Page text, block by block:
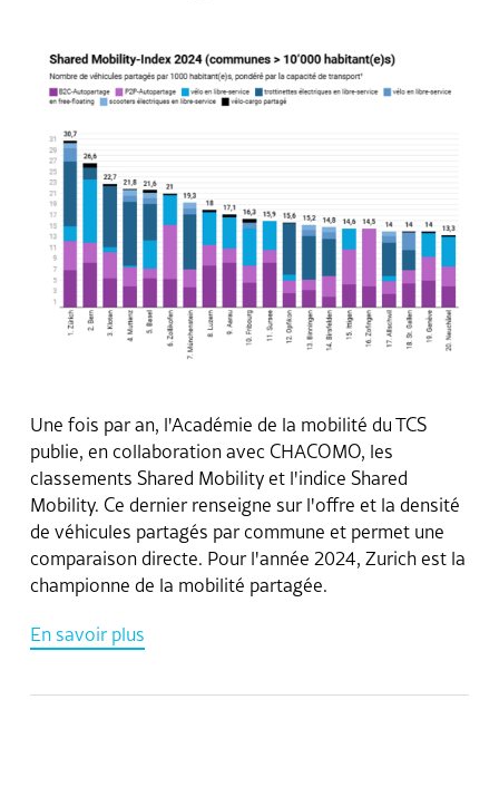
Une fois par an, l'Académie de la mobilité du TCS
publie, en collaboration avec CHACOMO, les
classements Shared Mobility et l'indice Shared
Mobility. Ce dernier renseigne sur l'offre et la densité
de véhicules partagés par commune et permet une
comparaison directe. Pour l'année 2024, Zurich est la
championne de la mobilité partagée.
En savoir plus